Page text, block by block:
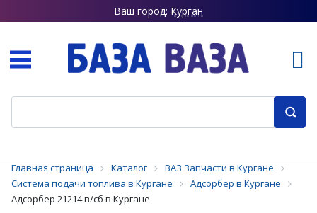
Ваш город: Курган
Главная страница Каталог
ВАЗ Запчасти в Кургане
Система подачи топлива в Кургане
Адсорбер в Кургане
Адсорбер 21214 в/сб в Кургане